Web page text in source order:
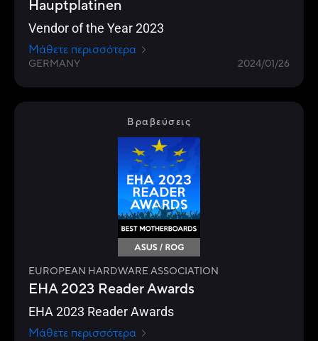
Hauptplatinen
Vendor of the Year 2023
Μάθετε περισσότερα
GERMANY 2024/01/26
Βραβεύσεις
EUROPEAN HARDWARE ASSOCIATION
EHA 2023 Reader Awards
EHA 2023 Reader Awards
Μάθετε περισσότερα